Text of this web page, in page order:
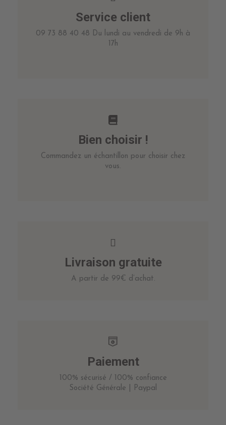
Service client
09 73 88 40 48 Du lundi au vendredi de 9h à
17h
Bien choisir !
Commandez un échantillon pour choisir chez
vous.
Livraison gratuite
A partir de 99€ d’achat.
Paiement
100% sécurisé / 100% confiance
Société Générale | Paypal